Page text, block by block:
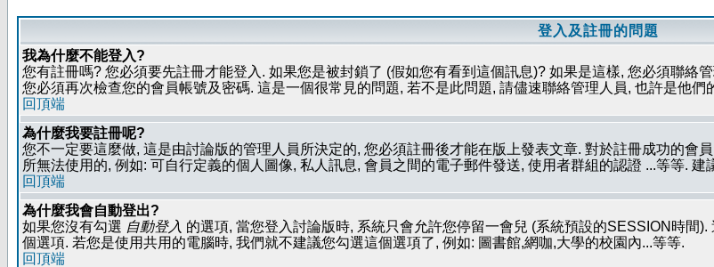
登入及註冊的問題
我為什麼不能登入?
您有註冊嗎? 您必須要先註冊才能登入. 如果您是被封鎖了 (假如您有看到這個訊息)? 如果是這樣, 您必須聯絡
您必須再次檢查您的會員帳號及密碼. 這是一個很常見的問題, 若不是此問題, 請儘速聯絡管理人員, 也許是他們
回頂端
為什麼我要註冊呢?
您不一定要這麼做, 這是由討論版的管理人員所決定的, 您必須註冊後才能在版上發表文章. 對於註冊成功的會
所無法使用的, 例如: 可自行定義的個人圖像, 私人訊息, 會員之間的電子郵件發送, 使用者群組的認證 ...等等.
回頂端
為什麼我會自動登出?
如果您沒有勾選 自動登入 的選項, 當您登入討論版時, 系統只會允許您停留一會兒 (系統預設的SESSION時間
個選項. 若您是使用共用的電腦時, 我們就不建議您勾選這個選項了, 例如: 圖書館,網咖,大學的校園內...等等.
回頂端